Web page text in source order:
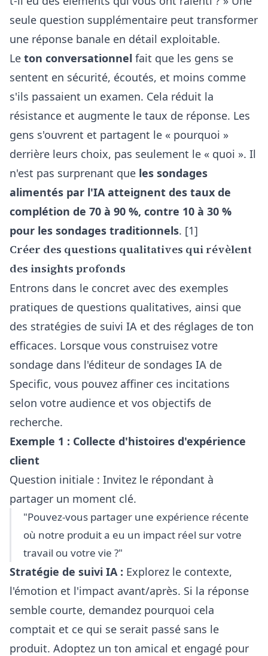
seule question supplémentaire peut transformer
une réponse banale en détail exploitable.
Le ton conversationnel fait que les gens se
sentent en sécurité, écoutés, et moins comme
s'ils passaient un examen. Cela réduit la
résistance et augmente le taux de réponse. Les
gens s'ouvrent et partagent le « pourquoi »
derrière leurs choix, pas seulement le « quoi ». Il
n'est pas surprenant que les sondages
alimentés par l'IA atteignent des taux de
complétion de 70 à 90 %, contre 10 à 30 %
pour les sondages traditionnels. [1]
Créer des questions qualitatives qui révèlent
des insights profonds
Entrons dans le concret avec des exemples
pratiques de questions qualitatives, ainsi que
des stratégies de suivi IA et des réglages de ton
efficaces. Lorsque vous construisez votre
sondage dans l'éditeur de sondages IA de
Specific, vous pouvez affiner ces incitations
selon votre audience et vos objectifs de
recherche.
Exemple 1 : Collecte d'histoires d'expérience
client
Question initiale : Invitez le répondant à
partager un moment clé.
"Pouvez-vous partager une expérience récente
où notre produit a eu un impact réel sur votre
travail ou votre vie ?"
Stratégie de suivi IA : Explorez le contexte,
l'émotion et l'impact avant/après. Si la réponse
semble courte, demandez pourquoi cela
comptait et ce qui se serait passé sans le
produit. Adoptez un ton amical et engagé pour